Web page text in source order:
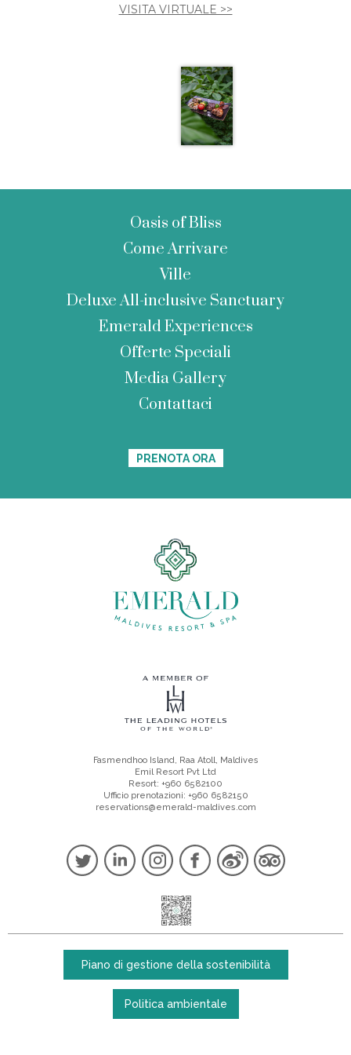
VISITA VIRTUALE >>
Oasis of Bliss
Come Arrivare
Ville
Deluxe All-inclusive Sanctuary
Emerald Experiences
Offerte Speciali
Media Gallery
Contattaci
PRENOTA ORA
Fasmendhoo Island, Raa Atoll, Maldives
Emil Resort Pvt Ltd
Resort: +960 6582100
Ufficio prenotazioni: +960 6582150
reservations@emerald-maldives.com
Piano di gestione della sostenibilità
Politica ambientale